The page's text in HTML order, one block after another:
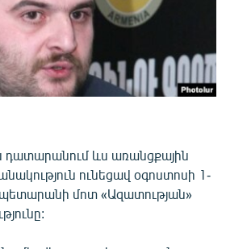
դատարանում ևս առանցքային
ունեցավ օգոստոսի 1-
մոտ «Ազատության»